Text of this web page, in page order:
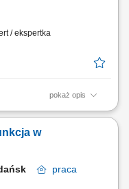
/ ekspertka
pokaż opis
suplementów
przepisami prawa,
medycznych,
w
praca